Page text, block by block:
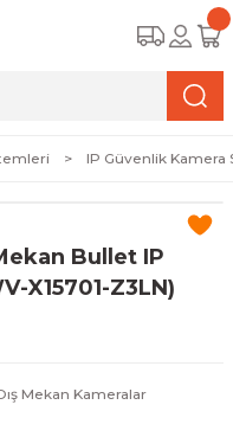
IP Güvenlik Kamera
Bullet IP
X15701-Z3LN)
Mekan Kameralar